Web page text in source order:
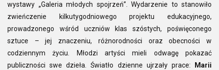
wystawy „Galeria młodych spojrzeń”. Wydarzenie to stanowiło
zwieńczenie kilkutygodniowego projektu edukacyjnego,
prowadzonego wśród uczniów klas szóstych, poświęconego
sztuce – jej znaczeniu, różnorodności oraz obecności w
codziennym życiu. Młodzi artyści mieli odwagę pokazać
publiczności swe dzieła. Światło dzienne ujrzały prace: Marii